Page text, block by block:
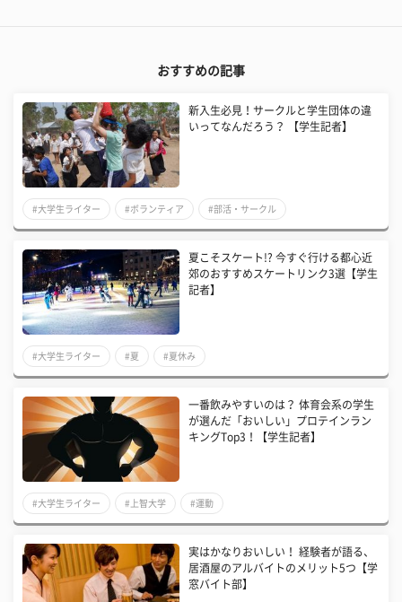
おすすめの記事
新入生必見！サークルと学生団体の違
いってなんだろう？ 【学生記者】
#大学生ライター #ボランティア #部活・サークル
夏こそスケート!? 今すぐ行ける都心近
郊のおすすめスケートリンク3選【学生
記者】
#大学生ライター #夏 #夏休み
一番飲みやすいのは？ 体育会系の学生
が選んだ「おいしい」プロテインラン
キングTop3！【学生記者】
#大学生ライター #上智大学 #運動
実はかなりおいしい！ 経験者が語る、
居酒屋のアルバイトのメリット5つ【学
窓バイト部】